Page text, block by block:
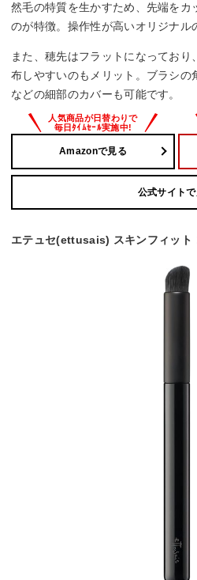
然毛の特質を生かすため、先端をカ
のが特徴。操作性が高いオリジナル
また、穂先はフラットになってお
布しやすいのもメリット。ブラシの
などの細部のカバーも可能です。
Amazonで見る
公式サイト
エテュセ(ettusais) スキンフィット